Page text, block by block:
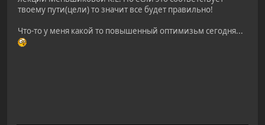
твоему пути(цели) то значит все будет правильно!
Что-то у меня какой то повышенный оптимизьм сегодня...